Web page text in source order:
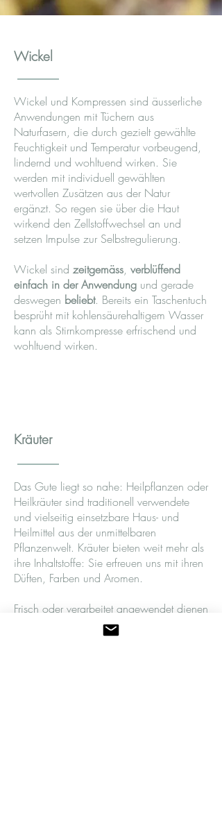
Wickel
Wickel und Kompressen sind äusserliche
Anwendungen mit Tüchern aus
Naturfasern, die durch gezielt gewählte
Feuchtigkeit und Temperatur vorbeugend,
lindernd und wohltuend wirken. Sie
werden mit individuell gewählten
wertvollen Zusätzen aus der Natur
ergänzt. So regen sie über die Haut
wirkend den Zellstoffwechsel an und
setzen Impulse zur Selbstregulierung.
Wickel sind zeitgemäss, verblüffend
einfach in der Anwendung und gerade
deswegen beliebt. Bereits ein Taschentuch
besprüht mit kohlensäurehaltigem Wasser
kann als Stirnkompresse erfrischend und
wohltuend wirken.
Kräuter
Das Gute liegt so nahe: Heilpflanzen oder
Heilkräuter sind traditionell verwendete
und vielseitig einsetzbare Haus- und
Heilmittel aus der unmittelbaren
Pflanzenwelt. Kräuter bieten weit mehr als
ihre Inhaltstoffe: Sie erfreuen uns mit ihren
Düften, Farben und Aromen.
Frisch oder verarbeitet angewendet dienen
sie u.a. als Wickelzusatz, Teezubereitung